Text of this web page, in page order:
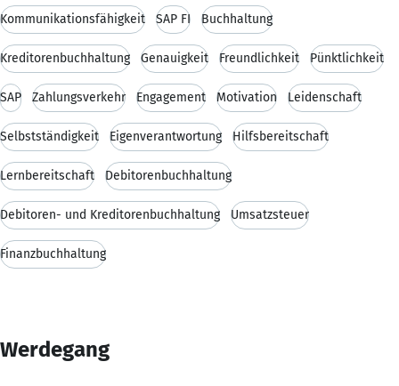
Kommunikationsfähigkeit SAP FI Buchhaltung
Kreditorenbuchhaltung Genauigkeit Freundlichkeit Pünktlichkeit
SAP Zahlungsverkehr Engagement Motivation Leidenschaft
Selbstständigkeit Eigenverantwortung Hilfsbereitschaft
Lernbereitschaft Debitorenbuchhaltung
Debitoren- und Kreditorenbuchhaltung Umsatzsteuer
Finanzbuchhaltung
Werdegang